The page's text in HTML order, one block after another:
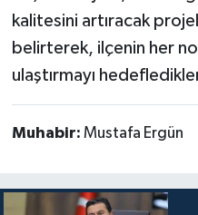
kalitesini artıracak
belirterek, ilçenin her
ulaştırmayı
Muhabir: Mustafa Ergün